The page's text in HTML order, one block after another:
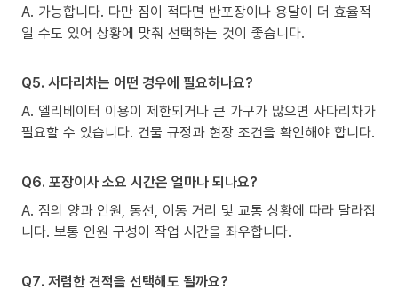
A. 가능합니다. 다만 짐이 적다면 반포장이나 용달이 더 효율적
일 수도 있어 상황에 맞춰 선택하는 것이 좋습니다.
Q5. 사다리차는 어떤 경우에 필요하나요?
A. 엘리베이터 이용이 제한되거나 큰 가구가 많으면 사다리차가
필요할 수 있습니다. 건물 규정과 현장 조건을 확인해야 합니다.
Q6. 포장이사 소요 시간은 얼마나 되나요?
A. 짐의 양과 인원, 동선, 이동 거리 및 교통 상황에 따라 달라집
니다. 보통 인원 구성이 작업 시간을 좌우합니다.
Q7. 저렴한 견적을 선택해도 될까요?